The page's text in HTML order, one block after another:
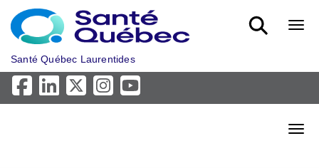
Skip to main content
Santé Québec Laurentides